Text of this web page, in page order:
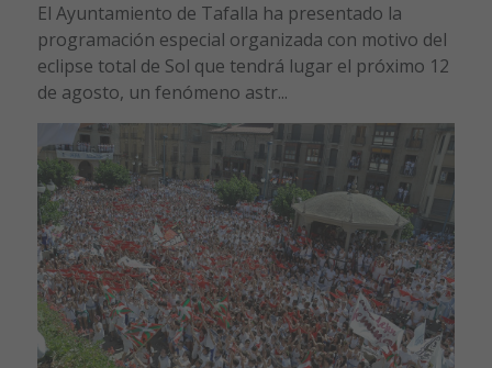
El Ayuntamiento de Tafalla ha presentado la
programación especial organizada con motivo del
eclipse total de Sol que tendrá lugar el próximo 12
de agosto, un fenómeno astr...